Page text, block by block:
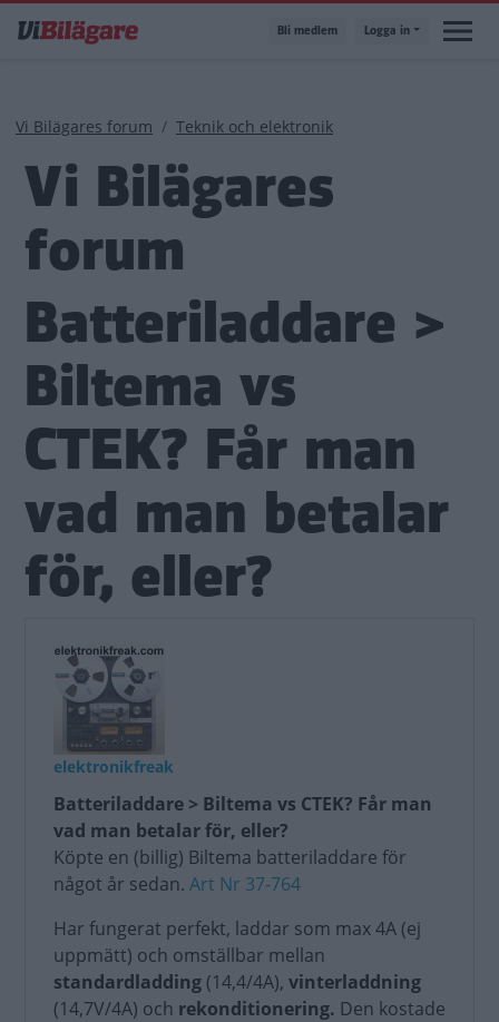
till
Bli medlem Logga in
Länkstig
Vi Bilägares forum Teknik och elektronik
Vi Bilägares
forum
Batteriladdare >
Biltema vs
CTEK? Får man
vad man betalar
för, eller?
elektronikfreak
Batteriladdare > Biltema vs CTEK? Får man
vad man betalar för, eller?
Köpte en (billig) Biltema batteriladdare för
något år sedan. Art Nr 37-764
Har fungerat perfekt, laddar som max 4A (ej
uppmätt) och omställbar mellan
standardladding (14,4/4A), vinterladdning
(14,7V/4A) och rekonditionering. Den kostade